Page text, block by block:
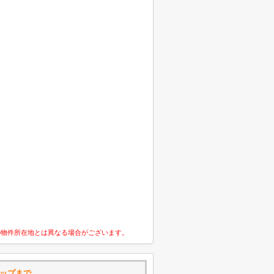
件所在地とは異なる場合がございます。